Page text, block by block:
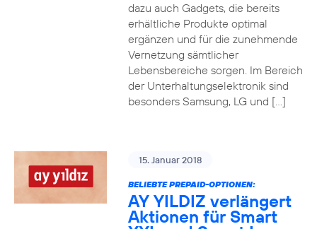
dazu auch Gadgets, die bereits
erhältliche Produkte optimal
ergänzen und für die zunehmende
Vernetzung sämtlicher
Lebensbereiche sorgen. Im Bereich
der Unterhaltungselektronik sind
besonders Samsung, LG und […]
15. Januar 2018
BELIEBTE PREPAID-OPTIONEN:
AY YILDIZ verlängert
Aktionen für Smart